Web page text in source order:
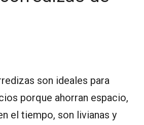
son ideales para
porque ahorran espacio,
el tiempo, son livianas y